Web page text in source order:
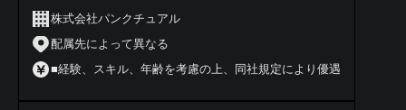
株式会社パンクチュアル
配属先によって異なる
■経験、スキル、年齢を考慮の上、同社規定により優遇